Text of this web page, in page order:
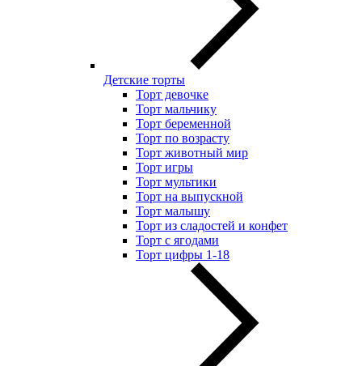
Детские торты
Торт девочке
Торт мальчику
Торт беременной
Торт по возрасту
Торт животный мир
Торт игры
Торт мультики
Торт на выпускной
Торт малышу
Торт из сладостей и конфет
Торт с ягодами
Торт цифры 1-18